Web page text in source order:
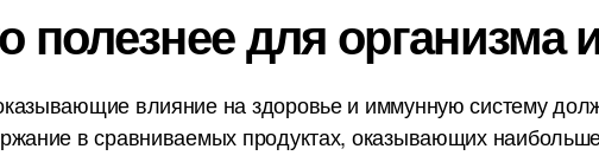
полезнее для организма
влияние на здоровье и иммунную систему
в сравниваемых продуктах, оказывающих